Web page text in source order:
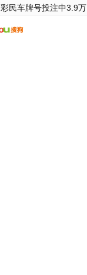
彩民车牌号投注中3.9万